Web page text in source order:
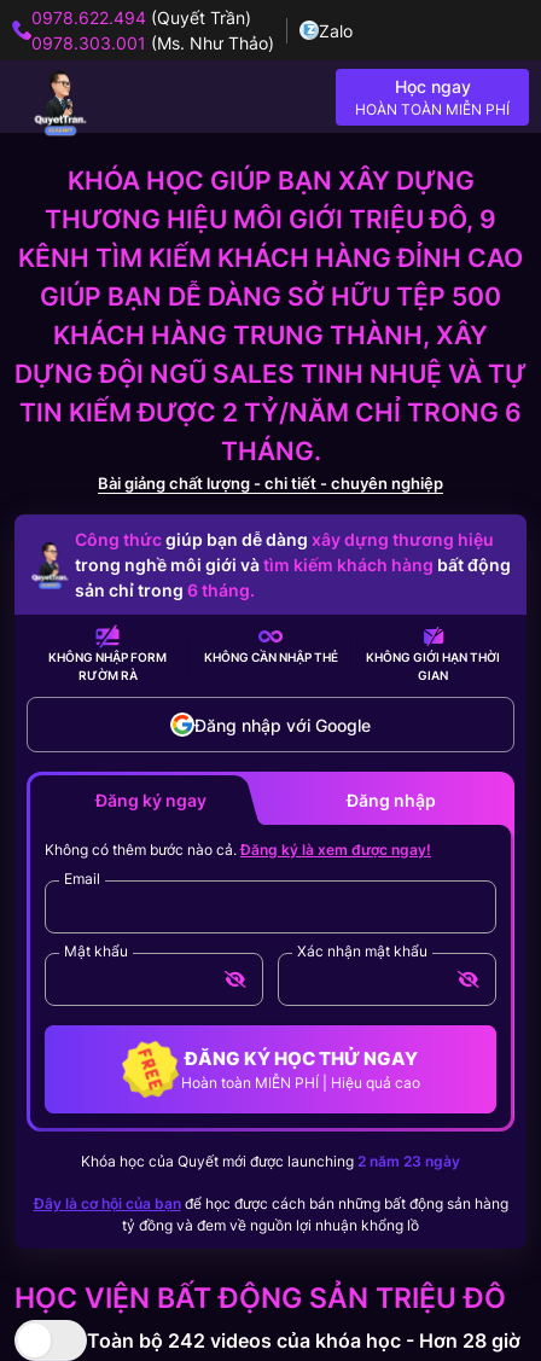
0978.622.494 (Quyết Trần)
0978.303.001 (Ms. Như Thảo)
Zalo
Học ngay
HOÀN TOÀN MIỄN PHÍ
HỌC VIỆN BẤT ĐỘNG SẢN TRIỆU ĐÔ
Toàn bộ 242 videos của khóa học - Hơn 28 giờ
KHÓA HỌC GIÚP BẠN XÂY DỰNG
THƯƠNG HIỆU MÔI GIỚI TRIỆU ĐÔ, 9
KÊNH TÌM KIẾM KHÁCH HÀNG ĐỈNH CAO
GIÚP BẠN DỄ DÀNG SỞ HỮU TỆP 500
KHÁCH HÀNG TRUNG THÀNH, XÂY
DỰNG ĐỘI NGŨ SALES TINH NHUỆ VÀ TỰ
TIN KIẾM ĐƯỢC 2 TỶ/NĂM CHỈ TRONG 6
THÁNG.
Bài giảng chất lượng - chi tiết - chuyên nghiệp
Công thứcgiúp bạn dễ dàng xây dựng thương hiệu
trong nghề môi giới vàtìm kiếm khách hàng bất động
sản chỉ trong 6 tháng.
KHÔNG NHẬP FORM
RƯỜM RÀ
KHÔNG CẦNNHẬP THẺ KHÔNG GIỚI HẠNTHỜI
GIAN
Đăng nhập với Google
Đăng ký ngay Đăng nhập
Không có thêm bước nào cả.Đăng ký là xem được ngay!
Email
Mật khẩu Xác nhận mật khẩu
ĐĂNG KÝ HỌC THỬ NGAY
Hoàn toàn MIỄN PHÍ | Hiệu quả cao
Khóa học của Quyết mới được launching 2 năm 23 ngày
Đây là cơ hội của bạnđể học được cách bán những bất động sản hàng
tỷ đồng và đem về nguồn lợi nhuận khổng lồ